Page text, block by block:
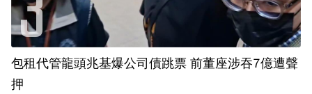
包租代管龍頭兆基爆公司債跳票 前董座涉吞7億遭聲
押